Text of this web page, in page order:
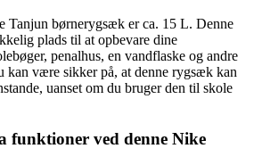
Tanjun børnerygsæk er ca. 15 L. Denne
plads til at opbevare dine
penalhus, en vandflaske og andre
kan være sikker på, at denne rygsæk kan
uanset om du bruger den til skole
funktioner ved denne Nike